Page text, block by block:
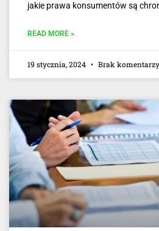
jakie prawa konsumentów są
READ MORE »
19 stycznia, 2024 Brak komentarzy